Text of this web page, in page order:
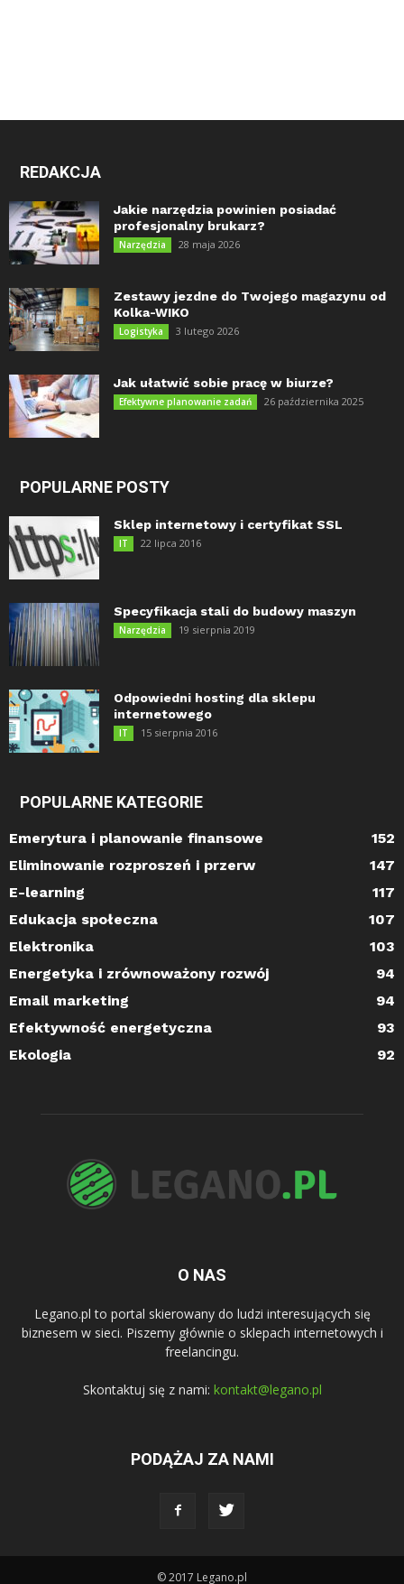
REDAKCJA
Jakie narzędzia powinien posiadać
profesjonalny brukarz?
Narzędzia 28 maja 2026
Zestawy jezdne do Twojego magazynu od
Kolka-WIKO
Logistyka 3 lutego 2026
Jak ułatwić sobie pracę w biurze?
Efektywne planowanie zadań 26 października 2025
POPULARNE POSTY
Sklep internetowy i certyfikat SSL
IT 22 lipca 2016
Specyfikacja stali do budowy maszyn
Narzędzia 19 sierpnia 2019
Odpowiedni hosting dla sklepu
internetowego
IT 15 sierpnia 2016
POPULARNE KATEGORIE
Emerytura i planowanie finansowe
152
Eliminowanie rozproszeń i przerw
147
E-learning
117
Edukacja społeczna
107
Elektronika
103
Energetyka i zrównoważony rozwój
94
Email marketing
94
Efektywność energetyczna
93
Ekologia
92
O NAS
Legano.pl to portal skierowany do ludzi interesujących się
biznesem w sieci. Piszemy głównie o sklepach internetowych i
freelancingu.
Skontaktuj się z nami: kontakt@legano.pl
PODĄŻAJ ZA NAMI
© 2017 Legano.pl